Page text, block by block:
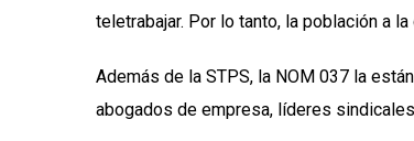
teletrabajar. Por lo tanto, la población a
Además de la STPS, la NOM 037 la
abogados de empresa, líderes